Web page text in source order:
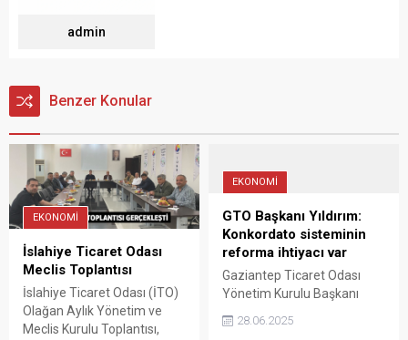
admin
Benzer Konular
EKONOMİ
İslahiye Ticaret Odası
Meclis Toplantısı
İslahiye Ticaret Odası (İTO)
Olağan Aylık Yönetim ve
Meclis Kurulu Toplantısı,
EKONOMİ
GTO Başkanı Yıldırım:
Konkordato sisteminin
reforma ihtiyacı var
Gaziantep Ticaret Odası
Yönetim Kurulu Başkanı
sisteminde yaşanan
28.06.2025